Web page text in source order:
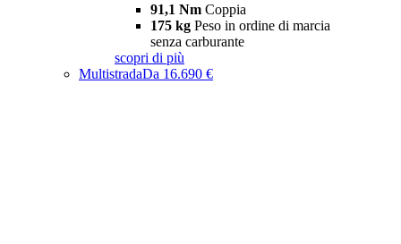
91,1 Nm Coppia
175 kg Peso in ordine di marcia
senza carburante
scopri di più
MultistradaDa 16.690 €